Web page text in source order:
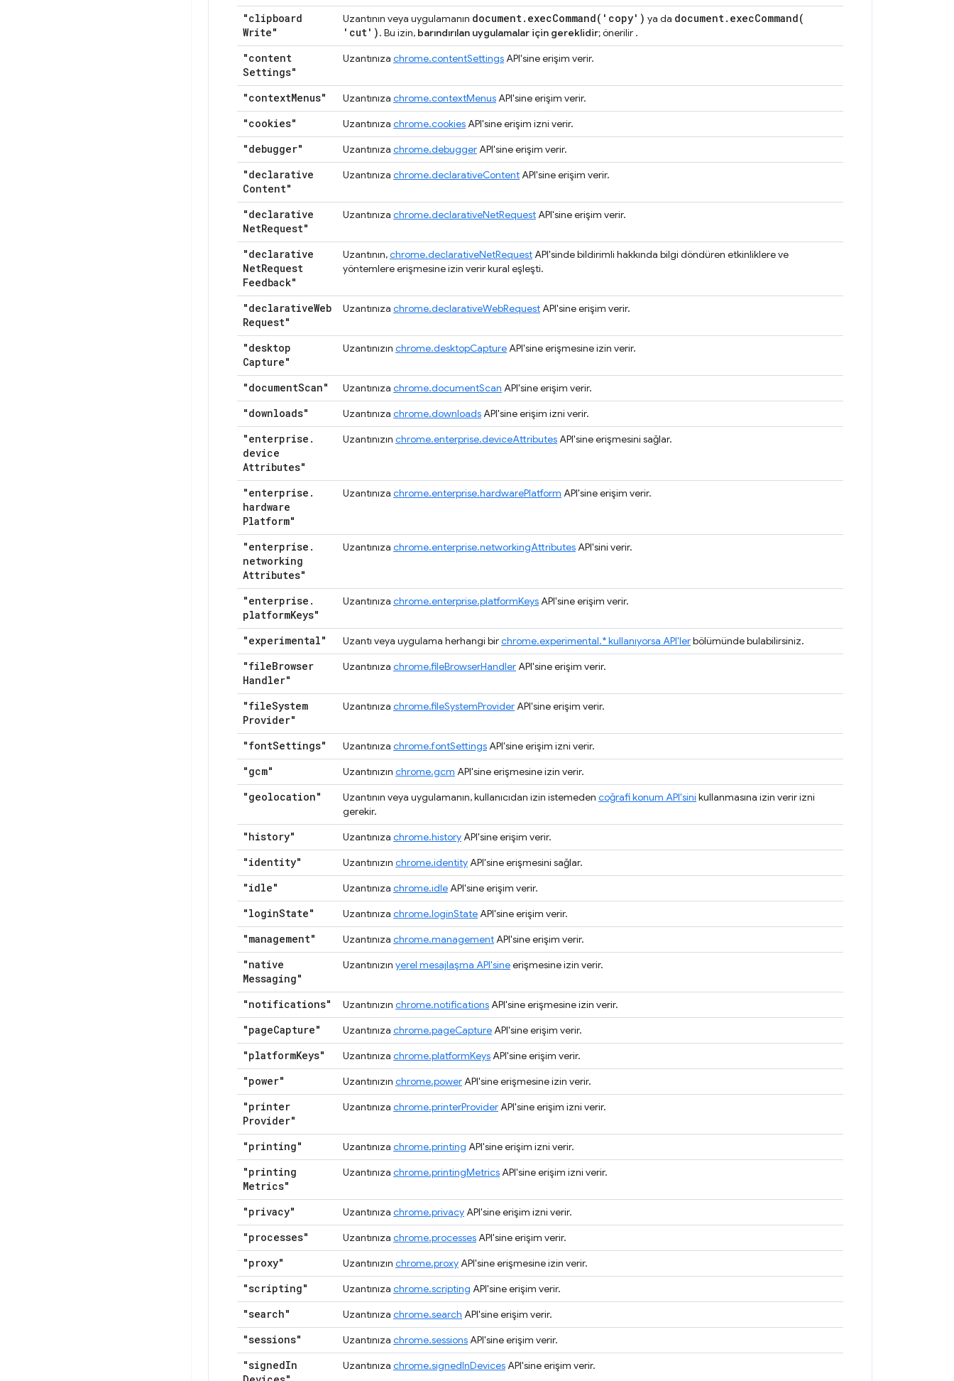
"clipboard
Write"
Uzantının veya uygulamanın document. execCommand( 'copy') ya da document. execCommand(
'cut'). Bu izin, barındırılan uygulamalar için gereklidir; önerilir .
"content
Settings"
Uzantınıza chrome.contentSettingsAPI'sine erişim verir.
"contextMenus" Uzantınıza chrome.contextMenusAPI'sine erişim verir.
"cookies" Uzantınıza chrome.cookiesAPI'sine erişim izni verir.
"debugger" Uzantınıza chrome.debuggerAPI'sine erişim verir.
"declarative
Content"
Uzantınıza chrome.declarativeContentAPI'sine erişim verir.
"declarative
NetRequest"
Uzantınıza chrome.declarativeNetRequestAPI'sine erişim verir.
"declarative
NetRequest
Feedback"
Uzantının,chrome.declarativeNetRequestAPI'sinde bildirimli hakkında bilgi döndüren etkinliklere ve
yöntemlere erişmesine izin verir kural eşleşti.
"declarativeWeb
Request"
Uzantınıza chrome.declarativeWebRequestAPI'sine erişim verir.
"desktop
Capture"
Uzantınızın chrome.desktopCaptureAPI'sine erişmesine izin verir.
"documentScan" Uzantınıza chrome.documentScan API'sine erişim verir.
"downloads" Uzantınıza chrome.downloadsAPI'sine erişim izni verir.
"enterprise .
device
Attributes"
Uzantınızın chrome.enterprise.deviceAttributesAPI'sine erişmesini sağlar.
"enterprise .
hardware
Platform"
Uzantınıza chrome.enterprise.hardwarePlatform API'sine erişim verir.
"enterprise .
networking
Attributes"
Uzantınıza chrome.enterprise.networkingAttributesAPI'sini verir.
"enterprise .
platformKeys"
Uzantınıza chrome.enterprise.platformKeysAPI'sine erişim verir.
"experimental" Uzantı veya uygulama herhangi birchrome.experimental.* kullanıyorsa API'lerbölümünde bulabilirsiniz.
"fileBrowser
Handler"
Uzantınıza chrome.fileBrowserHandlerAPI'sine erişim verir.
"fileSystem
Provider"
Uzantınıza chrome.fileSystemProviderAPI'sine erişim verir.
"fontSettings" Uzantınıza chrome.fontSettingsAPI'sine erişim izni verir.
"gcm" Uzantınızın chrome.gcm API'sine erişmesine izin verir.
"geolocation" Uzantının veya uygulamanın, kullanıcıdan izin istemeden coğrafi konum API'sini kullanmasına izin verir izni
gerekir.
"history" Uzantınıza chrome.historyAPI'sine erişim verir.
"identity" Uzantınızın chrome.identityAPI'sine erişmesini sağlar.
"idle" Uzantınıza chrome.idleAPI'sine erişim verir.
"loginState" Uzantınıza chrome.loginStateAPI'sine erişim verir.
"management" Uzantınıza chrome.managementAPI'sine erişim verir.
"native
Messaging"
Uzantınızın yerel mesajlaşma API'sineerişmesine izin verir.
"notifications" Uzantınızın chrome.notificationsAPI'sine erişmesine izin verir.
"pageCapture" Uzantınıza chrome.pageCaptureAPI'sine erişim verir.
"platformKeys" Uzantınıza chrome.platformKeysAPI'sine erişim verir.
"power" Uzantınızın chrome.powerAPI'sine erişmesine izin verir.
"printer
Provider"
Uzantınıza chrome.printerProviderAPI'sine erişim izni verir.
"printing" Uzantınıza chrome.printing API'sine erişim izni verir.
"printing
Metrics"
Uzantınıza chrome.printingMetricsAPI'sine erişim izni verir.
"privacy" Uzantınıza chrome.privacyAPI'sine erişim izni verir.
"processes" Uzantınıza chrome.processesAPI'sine erişim verir.
"proxy" Uzantınızın chrome.proxyAPI'sine erişmesine izin verir.
"scripting" Uzantınıza chrome.scripting API'sine erişim verir.
"search" Uzantınıza chrome.search API'sine erişim verir.
"sessions" Uzantınıza chrome.sessionsAPI'sine erişim verir.
"signedIn
Uzantınıza chrome.signedInDevicesAPI'sine erişim verir.